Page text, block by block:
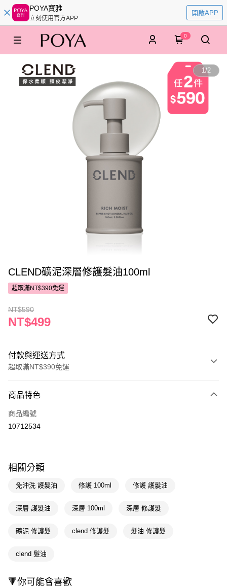
POYA寶雅
立刻使用官方APP
開啟APP
0
1/2
CLEND礦泥深層修護髮油100ml
超取滿NT$390免運
NT$590
NT$499
付款與運送方式
超取滿NT$390免運
POYA支付
信用卡一次付款
悠遊付
Google Pay
AFTEE先享後付
AFTEE先享後付是「在收到商品之後才付款」的支付方式。 讓您購物簡單
即享券
商品特色
商品編號
10712534
相關分類
免沖洗 護髮油 修護 100ml 修護 護髮油
深層 護髮油 深層 100ml 深層 修護髮
礦泥 修護髮 clend 修護髮 髮油 修護髮
clend 髮油
🔻你可能會喜歡